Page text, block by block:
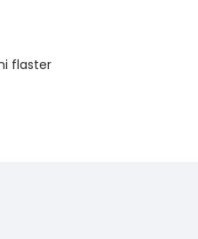
flaster